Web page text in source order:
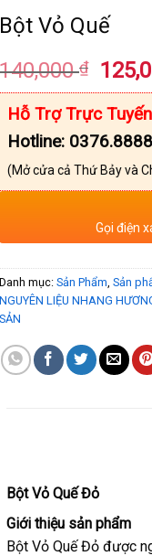
Bột Vỏ Quế
140,000₫
Giá
gốc
là:
Hỗ Trợ Trực
Hotline:
(Mở cửa cả Thứ Bảy và
Gọi điện
Danh mục: Sản Phẩm, Sản
NGUYÊN LIỆU NHANG
SẢN
Bột Vỏ Quế Đỏ
Giới thiệu sản phẩm
Bột Vỏ Quế Đỏ được